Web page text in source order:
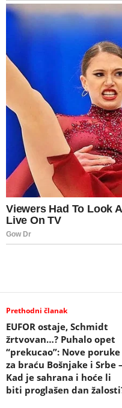
Prethodni članak
EUFOR ostaje, Schmidt
žrtvovan…? Puhalo opet
“prekucao”: Nove poruke
za braću Bošnjake i Srbe –
Kad je sahrana i hoće li
biti proglašen dan